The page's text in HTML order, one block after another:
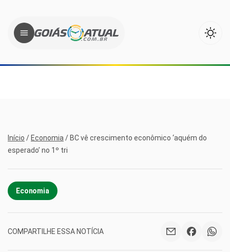
Início / Economia / BC vê crescimento econômico ‘aquém do
esperado’ no 1º tri
Economia
COMPARTILHE ESSA NOTÍCIA